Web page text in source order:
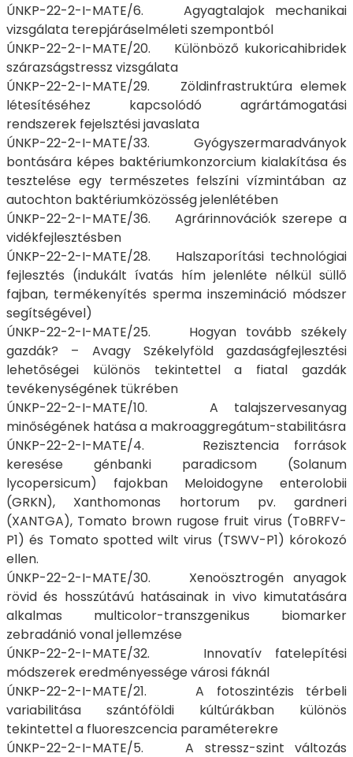
ÚNKP-22-2-I-MATE/6. Agyagtalajok mechanikai
vizsgálata terepjáráselméleti szempontból
ÚNKP-22-2-I-MATE/20. Különböző kukoricahibridek
szárazságstressz vizsgálata
ÚNKP-22-2-I-MATE/29. Zöldinfrastruktúra elemek
létesítéséhez kapcsolódó agrártámogatási
rendszerek fejelsztési javaslata
ÚNKP-22-2-I-MATE/33. Gyógyszermaradványok
bontására képes baktériumkonzorcium kialakítása és
tesztelése egy természetes felszíni vízmintában az
autochton baktériumközösség jelenlétében
ÚNKP-22-2-I-MATE/36. Agrárinnovációk szerepe a
vidékfejlesztésben
ÚNKP-22-2-I-MATE/28. Halszaporítási technológiai
fejlesztés (indukált ívatás hím jelenléte nélkül süllő
fajban, termékenyítés sperma inszemináció módszer
segítségével)
ÚNKP-22-2-I-MATE/25. Hogyan tovább székely
gazdák? – Avagy Székelyföld gazdaságfejlesztési
lehetőségei különös tekintettel a fiatal gazdák
tevékenységének tükrében
ÚNKP-22-2-I-MATE/10. A talajszervesanyag
minőségének hatása a makroaggregátum-stabilitásra
ÚNKP-22-2-I-MATE/4. Rezisztencia források
keresése génbanki paradicsom (Solanum
lycopersicum) fajokban Meloidogyne enterolobii
(GRKN), Xanthomonas hortorum pv. gardneri
(XANTGA), Tomato brown rugose fruit virus (ToBRFV-
P1) és Tomato spotted wilt virus (TSWV-P1) kórokozó
ellen.
ÚNKP-22-2-I-MATE/30. Xenoösztrogén anyagok
rövid és hosszútávú hatásainak in vivo kimutatására
alkalmas multicolor-transzgenikus biomarker
zebradánió vonal jellemzése
ÚNKP-22-2-I-MATE/32. Innovatív fatelepítési
módszerek eredményessége városi fáknál
ÚNKP-22-2-I-MATE/21. A fotoszintézis térbeli
variabilitása szántóföldi kúltúrákban különös
tekintettel a fluoreszcencia paraméterekre
ÚNKP-22-2-I-MATE/5. A stressz-szint változás